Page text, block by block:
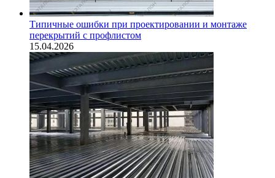
Типичные ошибки при проектировании и монтаже
перекрытий с профлистом
15.04.2026